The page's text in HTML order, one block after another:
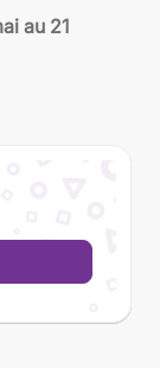
au 21